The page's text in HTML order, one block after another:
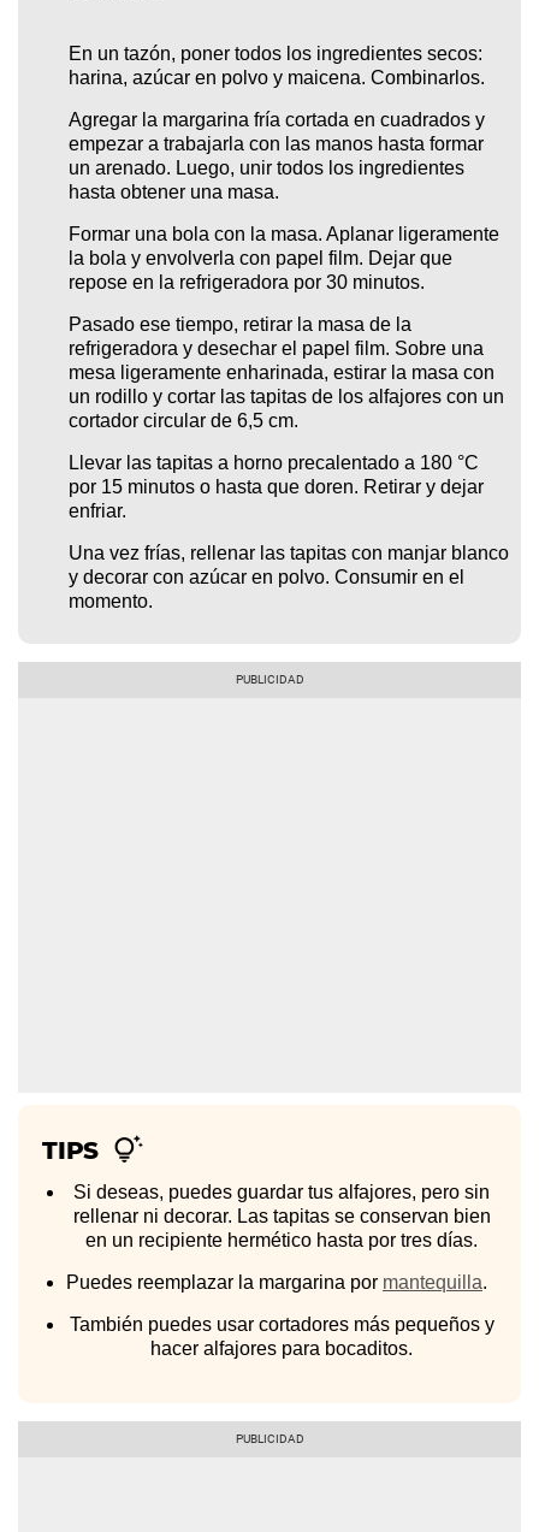
En un tazón, poner todos los ingredientes secos:
harina, azúcar en polvo y maicena. Combinarlos.
Agregar la margarina fría cortada en cuadrados y
empezar a trabajarla con las manos hasta formar
un arenado. Luego, unir todos los ingredientes
hasta obtener una masa.
Formar una bola con la masa. Aplanar ligeramente
la bola y envolverla con papel film. Dejar que
repose en la refrigeradora por 30 minutos.
Pasado ese tiempo, retirar la masa de la
refrigeradora y desechar el papel film. Sobre una
mesa ligeramente enharinada, estirar la masa con
un rodillo y cortar las tapitas de los alfajores con un
cortador circular de 6,5 cm.
Llevar las tapitas a horno precalentado a 180 °C
por 15 minutos o hasta que doren. Retirar y dejar
enfriar.
Una vez frías, rellenar las tapitas con manjar blanco
y decorar con azúcar en polvo. Consumir en el
momento.
TIPS
Si deseas, puedes guardar tus alfajores, pero sin
rellenar ni decorar. Las tapitas se conservan bien
en un recipiente hermético hasta por tres días.
Puedes reemplazar la margarina por mantequilla.
También puedes usar cortadores más pequeños y
hacer alfajores para bocaditos.